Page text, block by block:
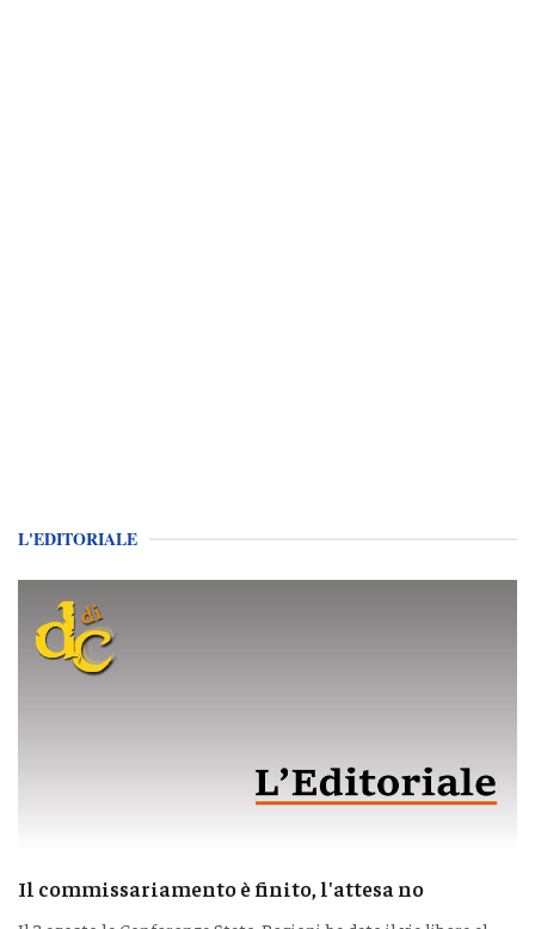
L'EDITORIALE
Il commissariamento è finito, l'attesa no